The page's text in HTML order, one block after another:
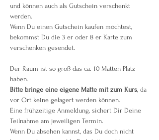
und können auch als Gutschein verschenkt
werden.
Wenn Du einen Gutschein kaufen möchtest,
bekommst Du die 3 er oder 8 er Karte zum
verschenken gesendet.
Der Raum ist so groß das ca. 10 Matten Platz
haben.
Bitte bringe eine eigene Matte mit zum Kurs, da
vor Ort keine gelagert werden können.
Eine frühzeitige Anmeldung, sichert Dir Deine
Teilnahme am jeweiligen Termin.
Wenn Du absehen kannst, das Du doch nicht